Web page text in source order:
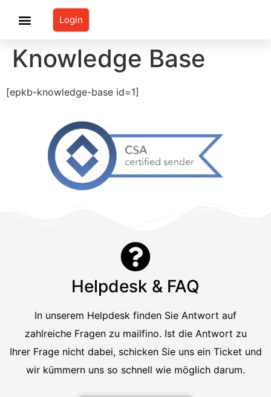
Login
Knowledge Base
[epkb-knowledge-base id=1]
Helpdesk & FAQ
In unserem Helpdesk finden Sie Antwort auf
zahlreiche Fragen zu mailfino. Ist die Antwort zu
Ihrer Frage nicht dabei, schicken Sie uns ein Ticket und
wir kümmern uns so schnell wie möglich darum.